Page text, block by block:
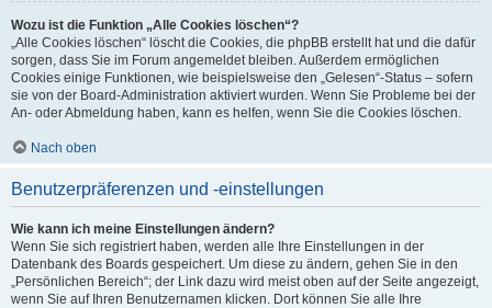
Wozu ist die Funktion „Alle Cookies löschen“?
„Alle Cookies löschen“ löscht die Cookies, die phpBB erstellt hat und die dafür
sorgen, dass Sie im Forum angemeldet bleiben. Außerdem ermöglichen
Cookies einige Funktionen, wie beispielsweise den „Gelesen“-Status – sofern
sie von der Board-Administration aktiviert wurden. Wenn Sie Probleme bei der
An- oder Abmeldung haben, kann es helfen, wenn Sie die Cookies löschen.
Nach oben
Benutzerpräferenzen und -einstellungen
Wie kann ich meine Einstellungen ändern?
Wenn Sie sich registriert haben, werden alle Ihre Einstellungen in der
Datenbank des Boards gespeichert. Um diese zu ändern, gehen Sie in den
„Persönlichen Bereich“; der Link dazu wird meist oben auf der Seite angezeigt,
wenn Sie auf Ihren Benutzernamen klicken. Dort können Sie alle Ihre